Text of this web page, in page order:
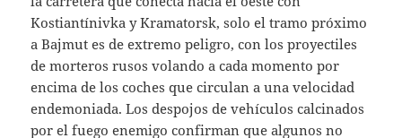
Kostiantínivka y Kramatorsk, solo el tramo próximo
a Bajmut es de extremo peligro, con los proyectiles
de morteros rusos volando a cada momento por
encima de los coches que circulan a una velocidad
endemoniada. Los despojos de vehículos calcinados
por el fuego enemigo confirman que algunos no